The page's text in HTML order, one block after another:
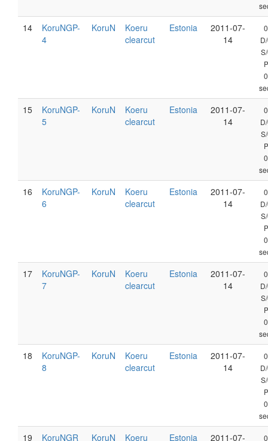
14
KoruNGP-
4
KoruN
Koeru
clearcut
Estonia
2011-07-
14
0
P
0
15
KoruNGP-
5
KoruN
Koeru
clearcut
Estonia
2011-07-
14
0
P
0
16
KoruNGP-
6
KoruN
Koeru
clearcut
Estonia
2011-07-
14
0
P
0
17
KoruNGP-
7
KoruN
Koeru
clearcut
Estonia
2011-07-
14
0
P
0
18
KoruNGP-
8
KoruN
Koeru
clearcut
Estonia
2011-07-
14
0
P
0
19 KoruNGR KoruN Koeru Estonia 2011-07- 0